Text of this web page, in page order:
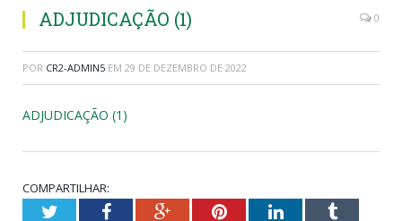
ADJUDICAÇÃO (1) 0
POR CR2-ADMIN5 EM 29 DE DEZEMBRO DE 2022
ADJUDICAÇÃO (1)
COMPARTILHAR:
TwitterFacebookGoogle+PinterestLinkedInTumblr